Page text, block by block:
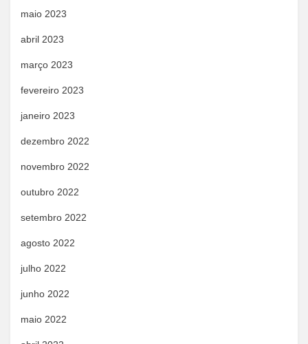
maio 2023
abril 2023
março 2023
fevereiro 2023
janeiro 2023
dezembro 2022
novembro 2022
outubro 2022
setembro 2022
agosto 2022
julho 2022
junho 2022
maio 2022